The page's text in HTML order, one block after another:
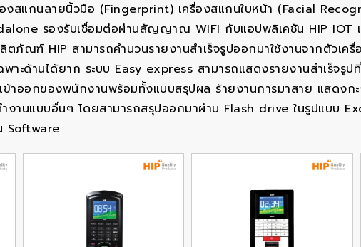
งสแกนลายนิ้วมือ (Fingerprint) เครื่องสแกนใบหน้า (Facial
รองรับเชื่อมต่อผ่านสัญญาณ WIFI กับแอปพลิเคชัน HIP IOT แ
ตภัณฑ์ HIP สามารถคำนวนรายงานสำเร็จรูปออกมาใช้งานจากตัวเครื่
พาะด้านได้ยาก ระบบ Easy express สามารถแสดงรายงานสำเร็จรูป
เข้าออกของพนักงานพร้อมทั้งแบบสรุปผล ร้ายงานการมาสาย แสดงก
งานแบบอื่นๆ โดยสามารถสรุปออกมาผ่าน Flash drive ในรูปแบบ
Software